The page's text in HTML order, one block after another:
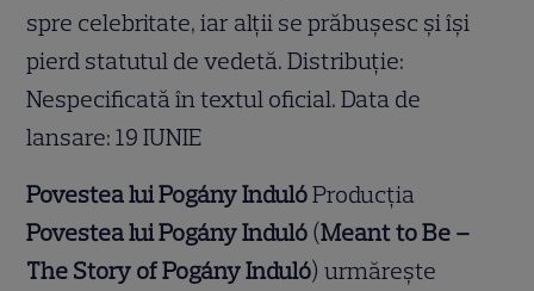
spre celebritate, iar alții se prăbușesc și își
pierd statutul de vedetă. Distribuție:
Nespecificată în textul oficial. Data de
lansare: 19 IUNIE
Povestea lui Pogány IndulóProducția
Povestea lui Pogány Induló (Meant to Be –
The Story of Pogány Induló) urmărește